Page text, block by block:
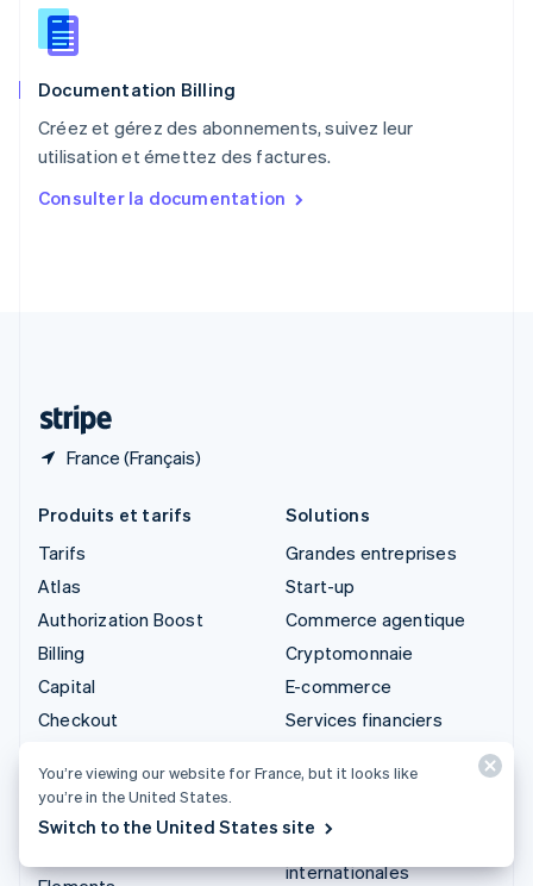
Documentation Billing
Créez et gérez des abonnements, suivez leur
utilisation et émettez des factures.
Consulter la documentation
France (Français)
English
Roumanie
Royaume-Uni
Singapour
English 简体中文
English
Produits et tarifs
Tarifs
Atlas
Authorization Boost
Billing
Capital
Checkout
Connect
Cryptomonnaie
Solutions
Grandes entreprises
Start-up
Commerce agentique
Cryptomonnaie
E-commerce
Services financiers
Automatisation des
Entreprises
internationales
You’re viewing our website for France, but it looks like
you’re in the United States.
Switch to the United States site